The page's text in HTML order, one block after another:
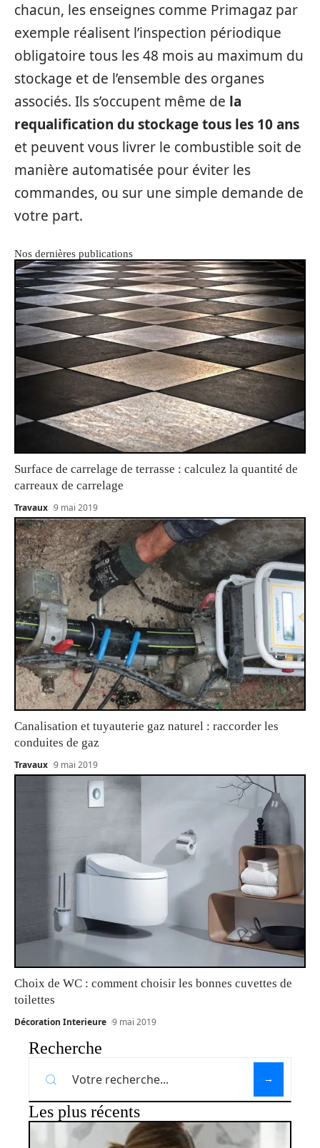
chacun, les enseignes comme Primagaz par
exemple réalisent l’inspection périodique
obligatoire tous les 48 mois au maximum du
stockage et de l’ensemble des organes
associés. Ils s’occupent même de la
requalification du stockage tous les 10 ans
et peuvent vous livrer le combustible soit de
manière automatisée pour éviter les
commandes, ou sur une simple demande de
votre part.
Nos dernières publications
Surface de carrelage de terrasse : calculez la quantité de
carreaux de carrelage
Travaux 9 mai 2019
Canalisation et tuyauterie gaz naturel : raccorder les
conduites de gaz
Travaux 9 mai 2019
Choix de WC : comment choisir les bonnes cuvettes de
toilettes
Décoration Interieure 9 mai 2019
Recherche
Les plus récents